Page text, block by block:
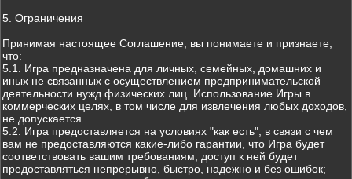
5. Ограничения
Принимая настоящее Соглашение, вы понимаете и признаете,
что:
5.1. Игра предназначена для личных, семейных, домашних и
иных не связанных с осуществлением предпринимательской
деятельности нужд физических лиц. Использование Игры в
коммерческих целях, в том числе для извлечения любых доходов,
не допускается.
5.2. Игра предоставляется на условиях "как есть", в связи с чем
вам не предоставляются какие-либо гарантии, что Игра будет
соответствовать вашим требованиям; доступ к ней будет
предоставляться непрерывно, быстро, надежно и без ошибок;